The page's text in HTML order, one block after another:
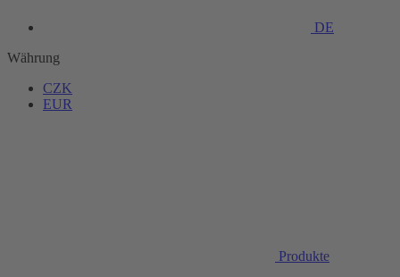
DE
Währung
CZK
EUR
Produkte